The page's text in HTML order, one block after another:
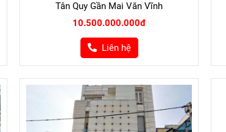
Tân Quy Gần Mai Văn Vĩnh
10.500.000.000đ
Liên hệ